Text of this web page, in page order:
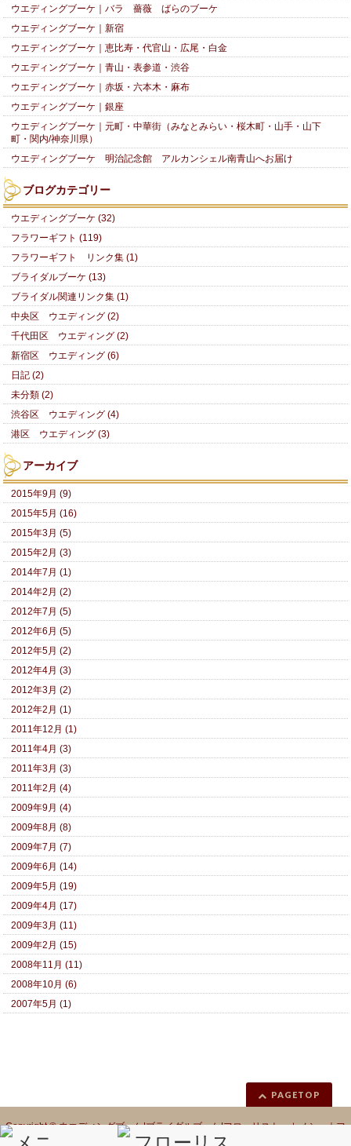
ウエディングブーケ｜バラ 薔薇 ばらのブーケ
ウエディングブーケ｜新宿
ウエディングブーケ｜恵比寿・代官山・広尾・白金
ウエディングブーケ｜青山・表参道・渋谷
ウエディングブーケ｜赤坂・六本木・麻布
ウエディングブーケ｜銀座
ウエディングブーケ｜元町・中華街（みなとみらい・桜木町・山手・山下
町・関内/神奈川県）
ウエディングブーケ 明治記念館 アルカンシェル南青山へお届け
ブログカテゴリー
ウエディングブーケ (32)
フラワーギフト (119)
フラワーギフト リンク集 (1)
ブライダルブーケ (13)
ブライダル関連リンク集 (1)
中央区 ウエディング (2)
千代田区 ウエディング (2)
新宿区 ウエディング (6)
日記 (2)
未分類 (2)
渋谷区 ウエディング (4)
港区 ウエディング (3)
アーカイブ
2015年9月 (9)
2015年5月 (16)
2015年3月 (5)
2015年2月 (3)
2014年7月 (1)
2014年2月 (2)
2012年7月 (5)
2012年6月 (5)
2012年5月 (2)
2012年4月 (3)
2012年3月 (2)
2012年2月 (1)
2011年12月 (1)
2011年4月 (3)
2011年3月 (3)
2011年2月 (4)
2009年9月 (4)
2009年8月 (8)
2009年7月 (7)
2009年6月 (14)
2009年5月 (19)
2009年4月 (17)
2009年3月 (11)
2009年2月 (15)
2008年11月 (11)
2008年10月 (6)
2007年5月 (1)
PAGETOP
Copyright ©ウエディングブーケ|ブライダルブーケ|フローリスト カノシェ｜フ
ラワーギフト｜花ギフト｜花カノシェ話題All Rights Reserved.